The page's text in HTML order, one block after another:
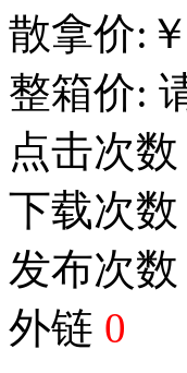
散拿价: ￥
整箱价:
点击次数
下载次数
发布次数
外链 0